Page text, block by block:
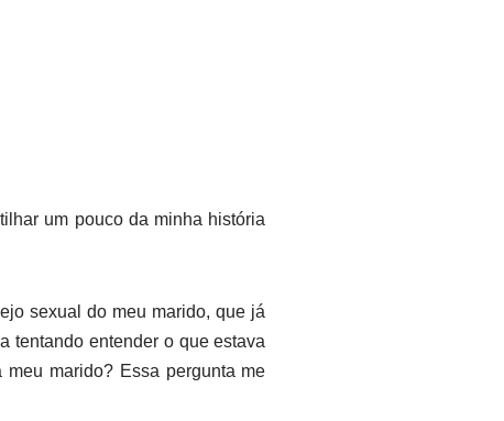
um pouco da minha história
sexual do meu marido, que já
tentando entender o que estava
marido? Essa pergunta me